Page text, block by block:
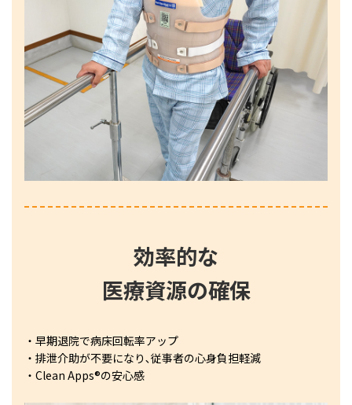
効率的な
医療資源の確保
・早期退院で病床回転率アップ
・排泄介助が不要になり､従事者の心身負担軽減
・Clean Apps®の安心感